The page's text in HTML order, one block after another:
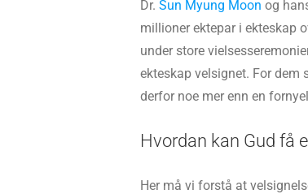
Dr. Sun Myung Moon og
millioner ektepar i ekteskap
under store
ekteskap velsignet. For dem
derfor noe mer enn en
Hvordan kan Gud få
Her må vi forstå at